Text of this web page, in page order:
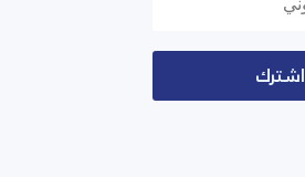
اشترك